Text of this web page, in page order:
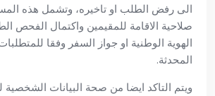
الى رفض الطلب او تاخيره، وتشمل هذه
صلاحية الاقامة للمقيمين واكتمال الفحص
الهوية الوطنية او جواز السفر وفقا
المحدثة.
ويتم التاكد ايضا من صحة البيانات